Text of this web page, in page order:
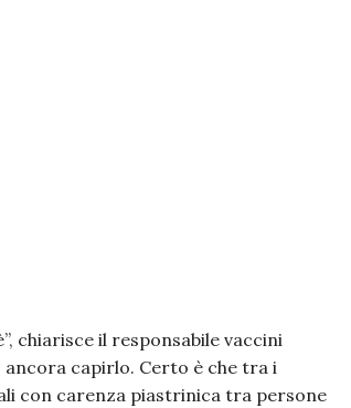
chiarisce il responsabile vaccini
ancora capirlo. Certo è che tra i
con carenza piastrinica tra persone